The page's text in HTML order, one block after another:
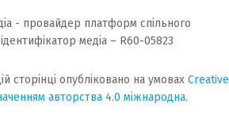
- провайдер платформ спільного
медіа – R60-05823
сторінці опубліковано на умовах Creative
авторства 4.0 міжнародна.